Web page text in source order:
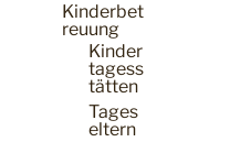
Kinderbet
reuung
Kinder
tagess
tätten
Tages
eltern